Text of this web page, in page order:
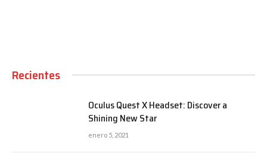
Recientes
Oculus Quest X Headset: Discover a
Shining New Star
enero 5, 2021